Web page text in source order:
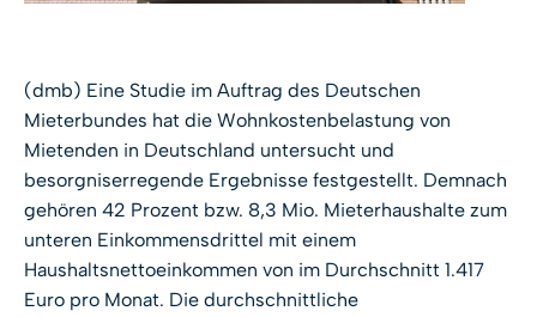
(dmb) Eine Studie im Auftrag des Deutschen
Mieterbundes hat die Wohnkostenbelastung von
Mietenden in Deutschland untersucht und
besorgniserregende Ergebnisse festgestellt. Demnach
gehören 42 Prozent bzw. 8,3 Mio. Mieterhaushalte zum
unteren Einkommensdrittel mit einem
Haushaltsnettoeinkommen von im Durchschnitt 1.417
Euro pro Monat. Die durchschnittliche